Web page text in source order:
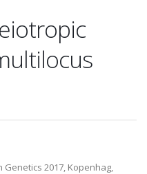
2017, Kopenhag,